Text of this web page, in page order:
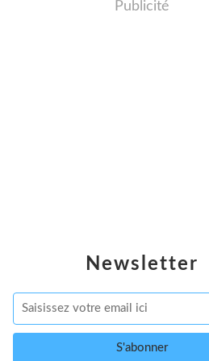
Newsletter
Publicité